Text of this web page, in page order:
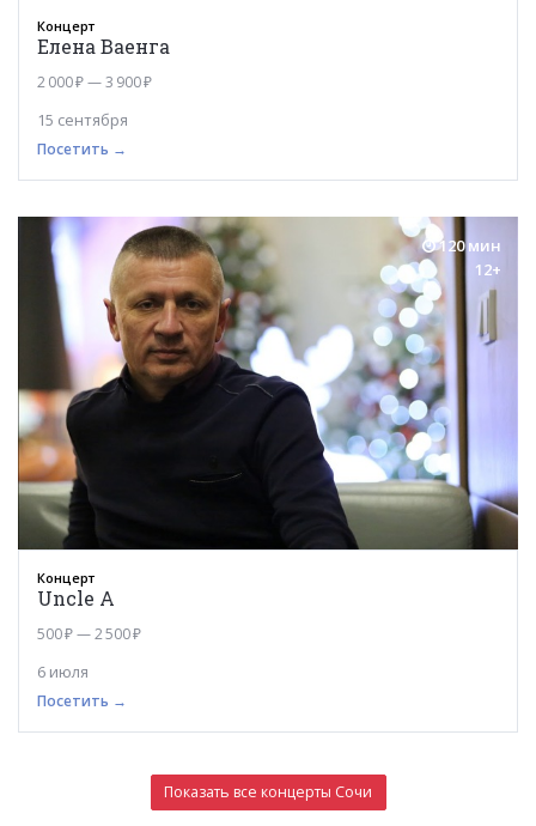
Концерт
Елена Ваенга
2 000 ₽ — 3 900 ₽
15 сентября
Посетить →
120 мин
12+
Концерт
Uncle A
500 ₽ — 2 500 ₽
6 июля
Посетить →
Показать все концерты Сочи